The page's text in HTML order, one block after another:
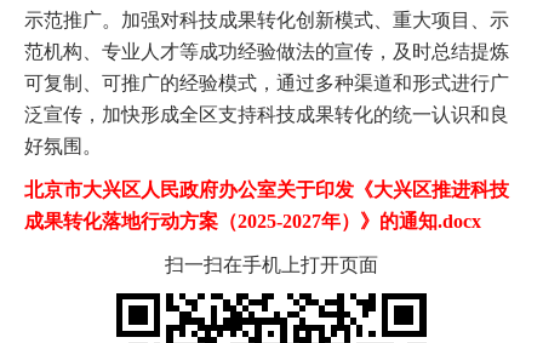
示范推广。加强对科技成果转化创新模式、重大项目、示
范机构、专业人才等成功经验做法的宣传，及时总结提炼
可复制、可推广的经验模式，通过多种渠道和形式进行广
泛宣传，加快形成全区支持科技成果转化的统一认识和良
好氛围。
北京市大兴区人民政府办公室关于印发《大兴区推进科技
成果转化落地行动方案（2025-2027年）》的通知.docx
扫一扫在手机上打开页面